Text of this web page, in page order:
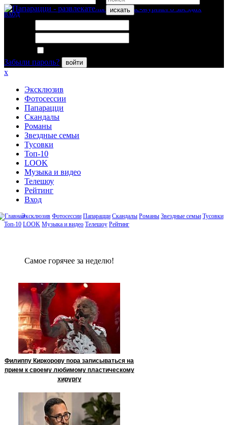
искать
вход
Забыли пароль?
войти
x
Эксклюзив
Фотосессии
Папарацци
Скандалы
Романы
Звездные семьи
Тусовки
Топ-10
LOOK
Музыка и видео
Телешоу
Рейтинг
Вход
Эксклюзив Фотосессии Папарацци Скандалы Романы Звездные семьи Тусовки
Топ-10 LOOK Музыка и видео Телешоу Рейтинг
Сaмое гoрячее за неделю!
Филиппу Киркорову пора записываться на
прием к своему любимому пластическому
хирургу